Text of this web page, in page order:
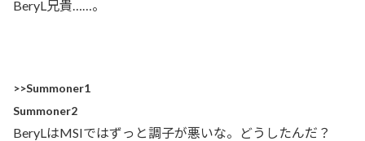
BeryL兄貴……。
>>Summoner1
Summoner2
BeryLはMSIではずっと調子が悪いな。どうしたんだ？